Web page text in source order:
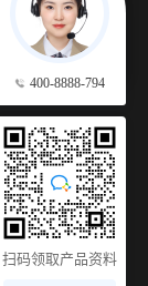
400-8888-794
扫码领取产品资料
查看更多 →